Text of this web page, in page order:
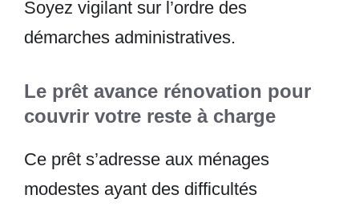
Soyez vigilant sur l’ordre des
démarches administratives.
Le prêt avance rénovation pour
couvrir votre reste à charge
Ce prêt s’adresse aux ménages
modestes ayant des difficultés